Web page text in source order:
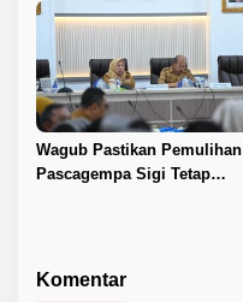
Wagub Pastikan Pemulihan
Pascagempa Sigi Tetap
Komentar